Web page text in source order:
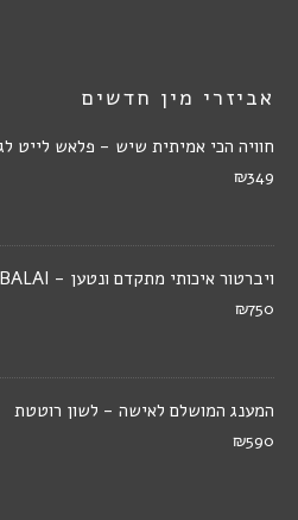
אביזרי מין חדשים
חוויה הכי אמיתית שיש - פלאש לייט
₪349
ויברטור איכותי מתקדם ונטען - BALAI
₪750
המענג המושלם לאישה - לשון רוטטת
₪590